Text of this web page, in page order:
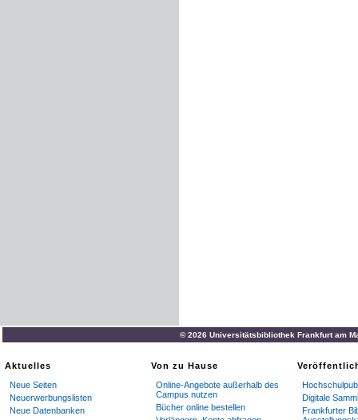
© 2026 Universitätsbibliothek Frankfurt am
Aktuelles
Neue Seiten
Neuerwerbungslisten
Neue Datenbanken
Von zu Hause
Online-Angebote außerhalb des
Campus nutzen
Bücher online bestellen
Digitale
Frankfurter